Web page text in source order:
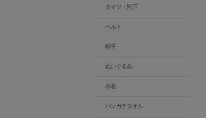
タイツ・靴下
ベルト
帽子
ぬいぐるみ
水着
ハンカチタオル